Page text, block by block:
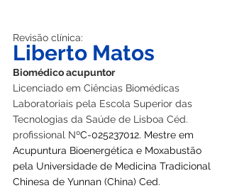
Revisão clínica:
Liberto Matos
Biomédico acupuntor
Licenciado em Ciências Biomédicas
Laboratoriais pela Escola Superior das
Tecnologias da Saúde de Lisboa Céd.
profissional NºC-025237012. Mestre em
Acupuntura Bioenergética e Moxabustão
pela Universidade de Medicina Tradicional
Chinesa de Yunnan (China) Ced.